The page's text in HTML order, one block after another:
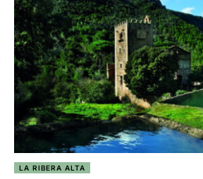
LA RIBERA ALTA